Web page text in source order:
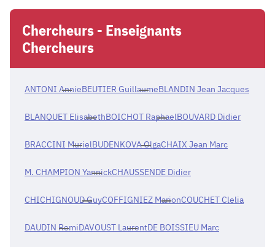
Chercheurs - Enseignants
Chercheurs
ANTONI AnnieBEUTIER GuillaumeBLANDIN Jean Jacques
BLANQUET ElisabethBOICHOT RaphaelBOUVARD Didier
BRACCINI MurielBUDENKOVA OlgaCHAIX Jean Marc
M. CHAMPION YannickCHAUSSENDE Didier
CHICHIGNOUD GuyCOFFIGNIEZ MarionCOUCHET Clelia
DAUDIN RemiDAVOUST LaurentDE BOISSIEU Marc